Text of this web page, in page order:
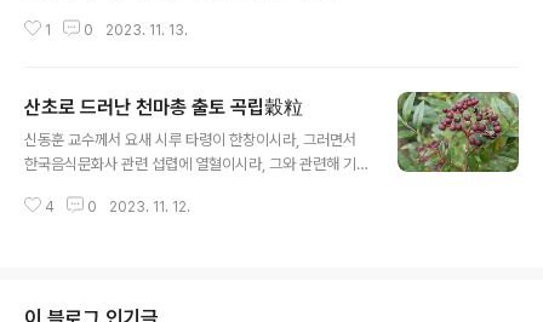
가 태어날 때마다 유사有司가 태를 묻을 곳 세 곳을 갖추어
안태사를 보내지 말고 다만 중관中官을 시켜 가 묻도록 하
였다. 그러다가 을유년에 태를 담은 석함石函을 경복궁의
북쪽 성 안에서 얻고서야 비로소 중엽 이전의 옛 규례는 내
때는 반드시 내원의 정결한 땅에 묻도록 하였었다. 그런데
1 0 2023. 11. 13.
산초로 드러난 천마총 출토 곡립穀粒
신동훈 교수께서 요새 시루 타령이 한창이시라, 그러면서
한국음식문화사 관련 섭렵에 열혈이시라, 그와 관련해 기
고자 한다. 문제의 글은 지금은 충북사학회로 이름을 바꾼
충북대 사학과 출신 김영관 교수(얼마 뒤 충북대 사학과로
4 0 2023. 11. 12.